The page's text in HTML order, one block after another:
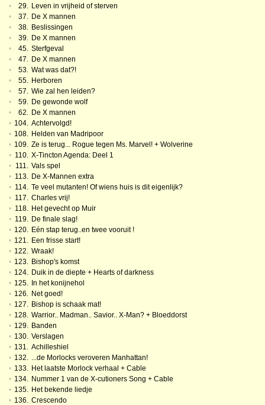
•
29. Leven in vrijheid of sterven
•
37. De X mannen
•
38. Beslissingen
•
39. De X mannen
•
45. Sterfgeval
•
47. De X mannen
•
53. Wat was dat?!
•
55. Herboren
•
57. Wie zal hen leiden?
•
59. De gewonde wolf
•
62. De X mannen
• 104. Achtervolgd!
• 108. Helden van Madripoor
• 109. Ze is terug... Rogue tegen Ms. Marvel! + Wolverine
• 110. X-Tincton Agenda: Deel 1
• 111. Vals spel
• 113. De X-Mannen extra
• 114. Te veel mutanten! Of wiens huis is dit eigenlijk?
• 117. Charles vrij!
• 118. Het gevecht op Muir
• 119. De finale slag!
• 120. Eén stap terug..en twee vooruit !
• 121. Een frisse start!
• 122. Wraak!
• 123. Bishop's komst
• 124. Duik in de diepte + Hearts of darkness
• 125. In het konijnehol
• 126. Net goed!
• 127. Bishop is schaak mat!
• 128. Warrior.. Madman.. Savior.. X-Man? + Bloeddorst
• 129. Banden
• 130. Verslagen
• 131. Achilleshiel
• 132. ...de Morlocks veroveren Manhattan!
• 133. Het laatste Morlock verhaal + Cable
• 134. Nummer 1 van de X-cutioners Song + Cable
• 135. Het bekende liedje
• 136. Crescendo